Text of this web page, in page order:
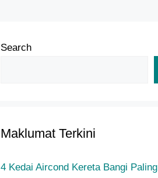
Search
Maklumat Terkini
4 Kedai Aircond Kereta Bangi Paling